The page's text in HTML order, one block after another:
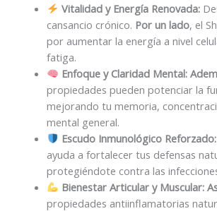
Vitalidad y Energía Renovada:
cansancio crónico. Por un lado, el
por aumentar la energía a nivel
fatiga.
Enfoque y Claridad Mental:
propiedades pueden potenciar la
mejorando tu memoria,
mental general.
Escudo Inmunológico Reforzado:
ayuda a fortalecer tus defensas
protegiéndote contra las
Bienestar Articular y Muscular:
propiedades antiinflamatorias